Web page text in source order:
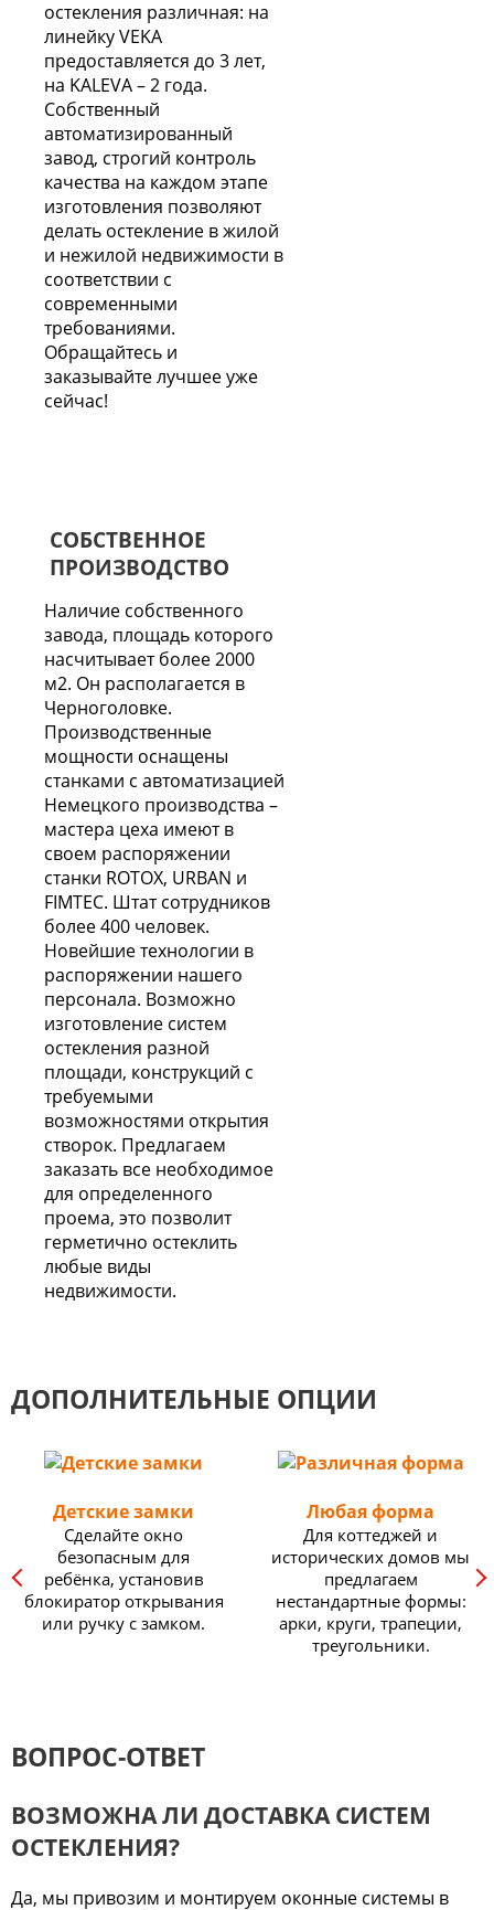
остекления различная: на
линейку VEKA
предоставляется до 3 лет,
на KALEVA – 2 года.
Собственный
автоматизированный
завод, строгий контроль
качества на каждом этапе
изготовления позволяют
делать остекление в жилой
и нежилой недвижимости в
соответствии с
современными
требованиями.
Обращайтесь и
заказывайте лучшее уже
сейчас!
СОБСТВЕННОЕ
ПРОИЗВОДСТВО
Наличие собственного
завода, площадь которого
насчитывает более 2000
м2. Он располагается в
Черноголовке.
Производственные
мощности оснащены
станками с автоматизацией
Немецкого производства –
мастера цеха имеют в
своем распоряжении
станки ROTOX, URBAN и
FIMTEC. Штат сотрудников
более 400 человек.
Новейшие технологии в
распоряжении нашего
персонала. Возможно
изготовление систем
остекления разной
площади, конструкций с
требуемыми
возможностями открытия
створок. Предлагаем
заказать все необходимое
для определенного
проема, это позволит
герметично остеклить
любые виды
недвижимости.
ДОПОЛНИТЕЛЬНЫЕ ОПЦИИ
Детские замки
Сделайте окно
безопасным для
ребёнка, установив
блокиратор открывания
или ручку с замком.
Любая форма
Для коттеджей и
исторических домов мы
предлагаем
нестандартные формы:
арки, круги, трапеции,
треугольники.
ВОПРОС-ОТВЕТ
ВОЗМОЖНА ЛИ ДОСТАВКА СИСТЕМ
ОСТЕКЛЕНИЯ?
Да, мы привозим и монтируем оконные системы в